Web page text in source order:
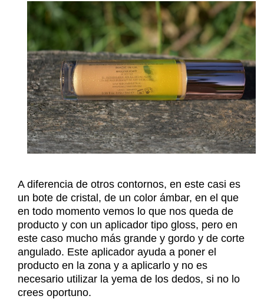
A diferencia de otros contornos, en este casi es
un bote de cristal, de un color ámbar, en el que
en todo momento vemos lo que nos queda de
producto y con un aplicador tipo gloss, pero en
este caso mucho más grande y gordo y de corte
angulado. Este aplicador ayuda a poner el
producto en la zona y a aplicarlo y no es
necesario utilizar la yema de los dedos, si no lo
crees oportuno.